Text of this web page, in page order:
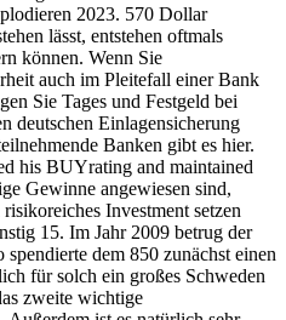
2023. 570 Dollar
lässt, entstehen oftmals
können. Wenn Sie
auch im Pleitefall einer Bank
Sie Tages und Festgeld bei
deutschen Einlagensicherung
Banken gibt es hier.
his BUYrating and maintained
Gewinne angewiesen sind,
Investment setzen
15. Im Jahr 2009 betrug der
dem 850 zunächst einen
für solch ein großes Schweden
zweite wichtige